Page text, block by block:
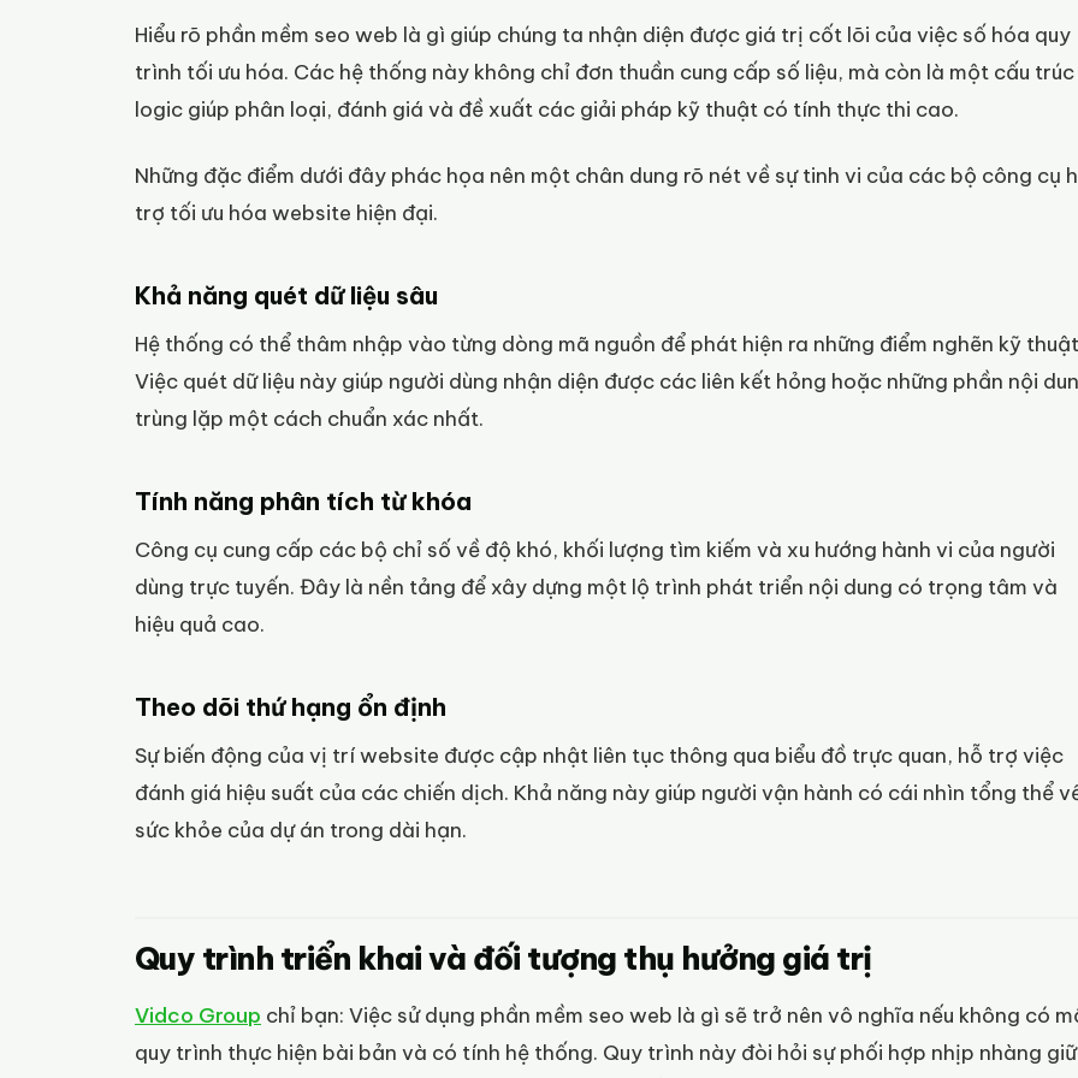
Hiểu rõ phần mềm seo web là gì giúp chúng ta nhận diện được giá trị cốt lõi của việc số hóa quy
trình tối ưu hóa. Các hệ thống này không chỉ đơn thuần cung cấp số liệu, mà còn là một cấu trúc
logic giúp phân loại, đánh giá và đề xuất các giải pháp kỹ thuật có tính thực thi cao.
Những đặc điểm dưới đây phác họa nên một chân dung rõ nét về sự tinh vi của các bộ công cụ
trợ tối ưu hóa website hiện đại.
Khả năng quét dữ liệu sâu
Hệ thống có thể thâm nhập vào từng dòng mã nguồn để phát hiện ra những điểm nghẽn kỹ
Việc quét dữ liệu này giúp người dùng nhận diện được các liên kết hỏng hoặc những phần nội
trùng lặp một cách chuẩn xác nhất.
Tính năng phân tích từ khóa
Công cụ cung cấp các bộ chỉ số về độ khó, khối lượng tìm kiếm và xu hướng hành vi của người
dùng trực tuyến. Đây là nền tảng để xây dựng một lộ trình phát triển nội dung có trọng tâm và
hiệu quả cao.
Theo dõi thứ hạng ổn định
Sự biến động của vị trí website được cập nhật liên tục thông qua biểu đồ trực quan, hỗ trợ việc
đánh giá hiệu suất của các chiến dịch. Khả năng này giúp người vận hành có cái nhìn tổng thể
sức khỏe của dự án trong dài hạn.
Quy trình triển khai và đối tượng thụ hưởng giá trị
Vidco Group chỉ bạn: Việc sử dụng phần mềm seo web là gì sẽ trở nên vô nghĩa nếu không có
quy trình thực hiện bài bản và có tính hệ thống. Quy trình này đòi hỏi sự phối hợp nhịp nhàng